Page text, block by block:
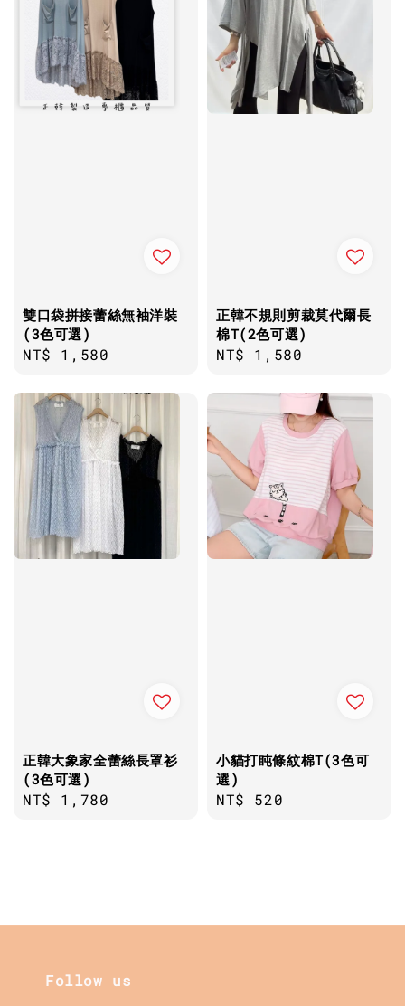
雙口袋拼接蕾絲無袖洋裝
(3色可選)
Regular
NT$ 1,580
正韓不規則剪裁莫代爾長
棉T(2色可選)
Regular
NT$ 1,580
正韓大象家全蕾絲長罩衫
(3色可選)
Regular
NT$ 1,780
小貓打盹條紋棉T(3色可
選)
Regular
NT$ 520
Follow us